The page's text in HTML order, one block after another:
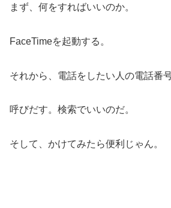
まず、何をすればいいのか。
FaceTimeを起動する。
それから、電話をしたい人の電話番
呼びだす。検索でいいのだ。
そして、かけてみたら便利じゃん。